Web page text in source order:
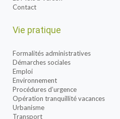
Contact
Vie pratique
Formalités administratives
Démarches sociales
Emploi
Environnement
Procédures d’urgence
Opération tranquillité vacances
Urbanisme
Transport